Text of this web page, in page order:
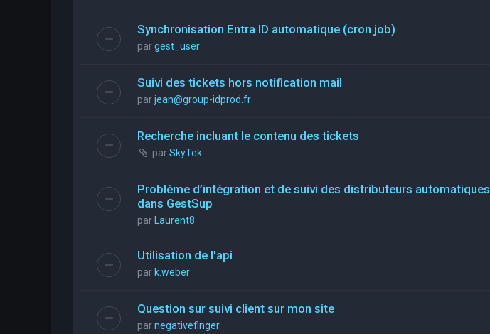
Synchronisation Entra ID automatique (cron job)
pargest_user
Suivi des tickets hors notification mail
parjean@group-idprod.fr
Recherche incluant le contenu des tickets
parSkyTek
Problème d’intégration et de suivi des distributeurs automatiques
dans GestSup
par Laurent8
Utilisation de l'api
par k.weber
Question sur suivi client sur mon site
parnegativefinger